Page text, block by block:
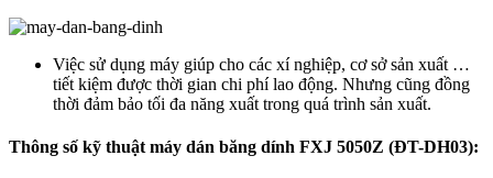
Việc sử dụng máy giúp cho các xí nghiệp, cơ sở sản xuất …
tiết kiệm được thời gian chi phí lao động. Nhưng cũng đồng
thời đảm bảo tối đa năng xuất trong quá trình sản xuất.
Thông số kỹ thuậtmáy dán băng dính FXJ 5050Z (ĐT-DH03):